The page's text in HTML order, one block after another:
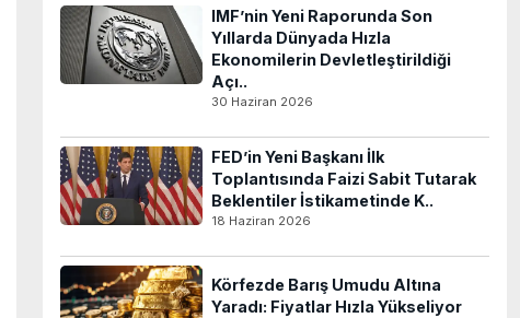
IMF’nin Yeni Raporunda Son
Yıllarda Dünyada Hızla
Ekonomilerin Devletleştirildiği
Açı..
30 Haziran 2026
FED’in Yeni Başkanı İlk
Toplantısında Faizi Sabit Tutarak
Beklentiler İstikametinde K..
18 Haziran 2026
Körfezde Barış Umudu Altına
Yaradı: Fiyatlar Hızla Yükseliyor